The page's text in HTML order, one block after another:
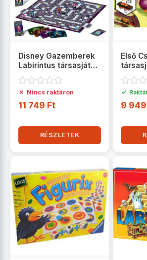
Disney Gazemberek
Labirintus társasjáték
- Ravensburger
✗ Nincs raktáron
11 749 Ft
RÉSZLETEK
Első
✓
9